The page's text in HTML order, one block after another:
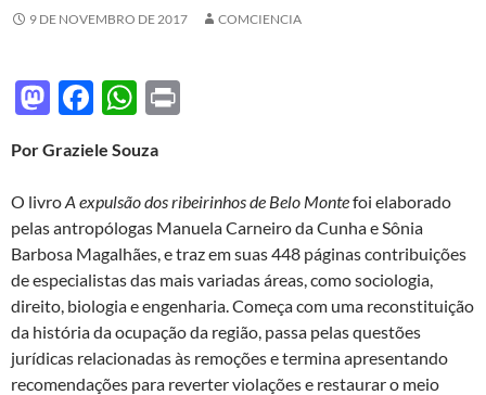
9 DE NOVEMBRO DE 2017 COMCIENCIA
M
to
d
o
n
F
e
b
o
o
k
W
at
s
A
p
p
Por Graziele Souza
O livroA expulsão dos ribeirinhos de Belo Montefoi elaborado
pelas antropólogas Manuela Carneiro da Cunha e Sônia
Barbosa Magalhães, e traz em suas 448 páginas contribuições
de especialistas das mais variadas áreas, como sociologia,
direito, biologia e engenharia. Começa com uma reconstituição
da história da ocupação da região, passa pelas questões
jurídicas relacionadas às remoções e termina apresentando
recomendações para reverter violações e restaurar o meio